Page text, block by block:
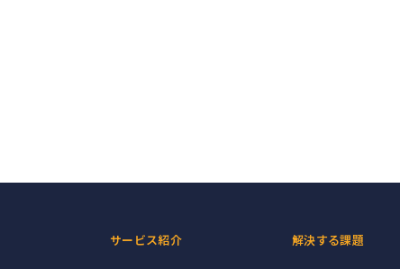
サービス紹介 解決する課題